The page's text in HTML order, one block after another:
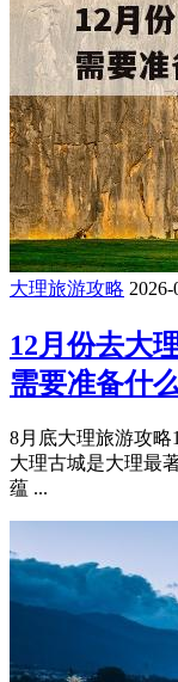
大理旅游攻略 2026-
12月份去大
需要准备什么
8月底大理旅游攻
大理古城是大理最
蕴 ...